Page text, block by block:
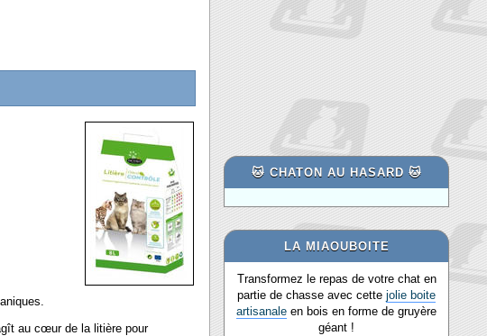
au cœur de la litière pour
🐱 CHATON AU HASARD 🐱
LA MIAOUBOITE
Transformez le repas de votre chat en
partie de chasse avec cette jolie boite
artisanale en bois en forme de gruyère
géant !